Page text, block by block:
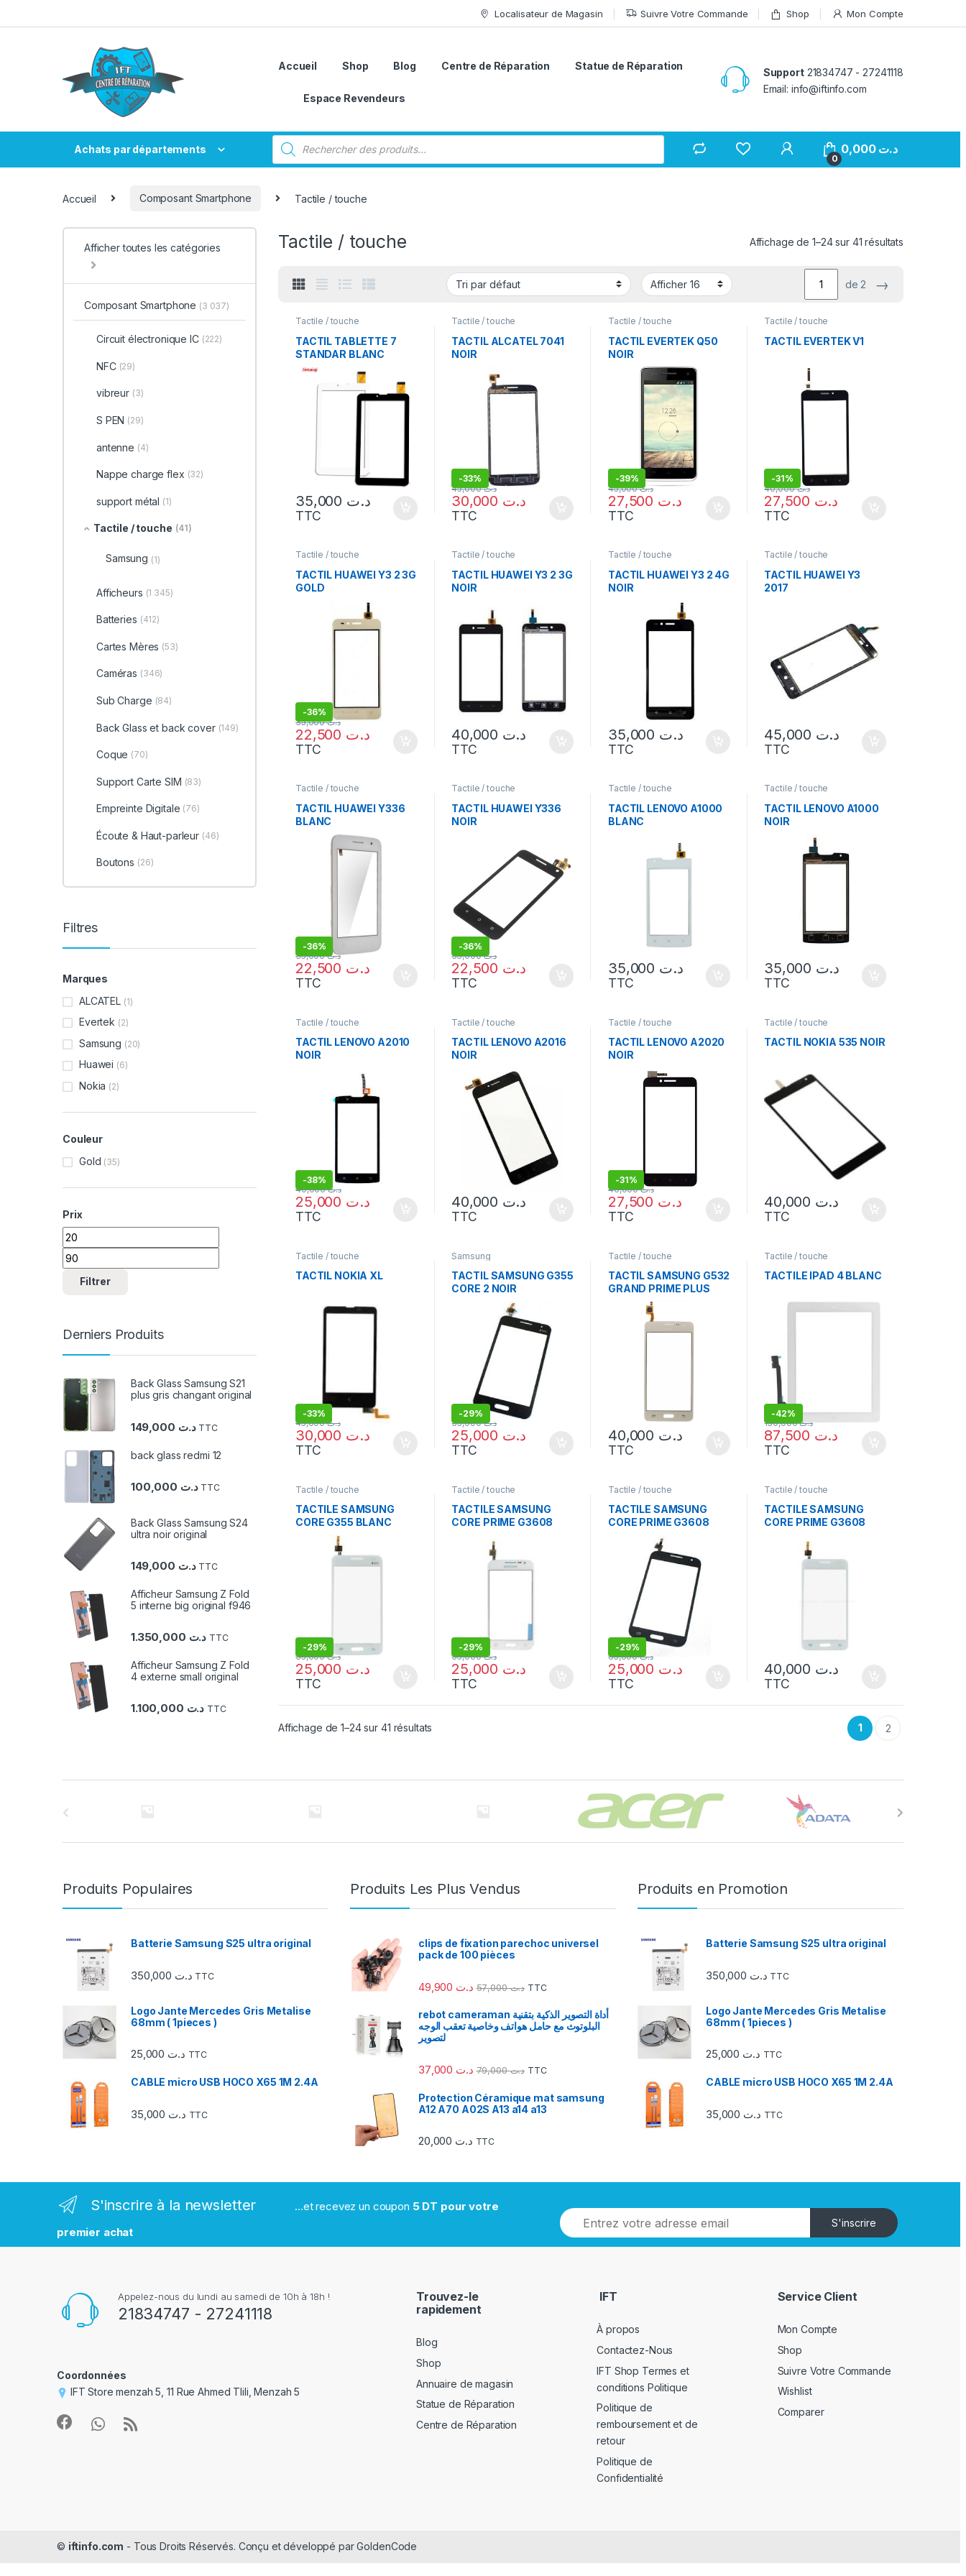
Localisateur de Magasin Suivre Votre Commande Shop Mon Compte
Accueil Shop Blog Centre de Réparation Statue de Réparation
Espace Revendeurs
Support21834747 - 27241118
Email: info@iftinfo.com
Achats par départements
Recherche de produits
0
د.ت 0,000
Accueil Composant Smartphone Tactile / touche
Tactile / touche Affichage de 1–24 sur 41 résultats
de 2 →
Tactile / touche
TACTIL TABLETTE 7
STANDAR BLANC
د.ت
TTC
Tactile / touche
TACTIL ALCATEL 7041
NOIR
-33%
د.ت
د.ت45,000
TTC
Tactile / touche
TACTIL EVERTEK Q50
NOIR
-39%
د.ت
د.ت45,000
TTC
Tactile / touche
TACTIL EVERTEK V1
-31%
د.ت
د.ت40,000
TTC
Tactile / touche
TACTIL HUAWEI Y3 2 3G
GOLD
-36%
د.ت
د.ت35,000
TTC
Tactile / touche
TACTIL HUAWEI Y3 2 3G
NOIR
د.ت
TTC
Tactile / touche
TACTIL HUAWEI Y3 2 4G
NOIR
د.ت
TTC
Tactile / touche
TACTIL HUAWEI Y3
2017
د.ت
TTC
Tactile / touche
TACTIL HUAWEI Y336
BLANC
-36%
د.ت
د.ت35,000
TTC
Tactile / touche
TACTIL HUAWEI Y336
NOIR
-36%
د.ت
د.ت35,000
TTC
Tactile / touche
TACTIL LENOVO A1000
BLANC
د.ت
TTC
Tactile / touche
TACTIL LENOVO A1000
NOIR
د.ت
TTC
Tactile / touche
TACTIL LENOVO A2010
NOIR
-38%
د.ت
د.ت40,000
TTC
Tactile / touche
TACTIL LENOVO A2016
NOIR
د.ت
TTC
Tactile / touche
TACTIL LENOVO A2020
NOIR
-31%
د.ت
د.ت40,000
TTC
Tactile / touche
TACTIL NOKIA 535 NOIR
د.ت
TTC
Tactile / touche
TACTIL NOKIA XL
-33%
د.ت
د.ت45,000
TTC
Samsung
TACTIL SAMSUNG G355
CORE 2 NOIR
-29%
د.ت
د.ت35,000
TTC
Tactile / touche
TACTIL SAMSUNG G532
GRAND PRIME PLUS
د.ت
TTC
Tactile / touche
TACTILE IPAD 4 BLANC
-42%
د.ت
د.ت150,000
TTC
Tactile / touche
TACTILE SAMSUNG
CORE G355 BLANC
-29%
د.ت
د.ت35,000
TTC
Tactile / touche
TACTILE SAMSUNG
CORE PRIME G3608
-29%
د.ت
د.ت35,000
TTC
Tactile / touche
TACTILE SAMSUNG
CORE PRIME G3608
-29%
د.ت
د.ت35,000
TTC
Tactile / touche
TACTILE SAMSUNG
CORE PRIME G3608
د.ت
TTC
Affichage de 1–24 sur 41 résultats 1 2
Afficher toutes les catégories
Composant Smartphone (3 037)
Circuit électronique IC (222)
NFC (29)
vibreur (3)
S PEN (29)
antenne (4)
Nappe charge flex (32)
support métal (1)
Tactile / touche (41)
Samsung (1)
Afficheurs (1 345)
Batteries (412)
Cartes Mères (53)
Caméras (346)
Sub Charge (84)
Back Glass et back cover (149)
Coque (70)
Support Carte SIM (83)
Empreinte Digitale (76)
Écoute & Haut-parleur (46)
Boutons (26)
Filtres
Marques
ALCATEL (1)
Evertek (2)
Samsung (20)
Huawei (6)
Nokia (2)
Couleur
Gold (35)
Prix
Prix min
Prix max
Filtrer
Derniers Produits
Back Glass Samsung S21
plus gris changant original
د.ت TTC
back glass redmi 12
د.ت TTC
Back Glass Samsung S24
ultra noir original
د.ت TTC
Afficheur Samsung Z Fold
5 interne big original f946
د.ت TTC
Afficheur Samsung Z Fold
4 externe small original
د.ت TTC
u
Produits Populaires
Batterie Samsung S25 ultra original
د.ت TTC
Logo Jante Mercedes Gris Metalise
68mm ( 1pieces )
د.ت TTC
CABLE micro USB HOCO X65 1M 2.4A
د.ت TTC
Produits Les Plus Vendus
clips de fixation parechoc universel
pack de 100 pièces
د.ت د.ت57,000 TTC
rebot cameraman أداة التصوير الذكية بتقنية
البلوتوث مع حامل هواتف وخاصية تعقب الوجه
لتصوير
د.ت د.ت79,000 TTC
Protection Céramique mat samsung
A12 A70 A02S A13 a14 a13
د.ت TTC
Produits en Promotion
Batterie Samsung S25 ultra original
د.ت TTC
Logo Jante Mercedes Gris Metalise
68mm ( 1pieces )
د.ت TTC
CABLE micro USB HOCO X65 1M 2.4A
د.ت TTC
S'inscrire à la newsletter ...et recevez un coupon 5 DT pour votre
premier achat
S'inscrire
Appelez-nous du lundi au samedi de 10h à 18h !
21834747 - 27241118
Coordonnées
IFT Store menzah 5, 11 Rue Ahmed Tlili, Menzah 5
Trouvez-le
rapidement
Blog
Shop
Annuaire de magasin
Statue de Réparation
Centre de Réparation
IFT
À propos
Contactez-Nous
IFT Shop Termes et
conditions Politique
Politique de
remboursement et de
retour
Politique de
Confidentialité
Service Client
Mon Compte
Shop
Suivre Votre Commande
Wishlist
Comparer
© iftinfo.com - Tous Droits Réservés. Conçu et développé par GoldenCode